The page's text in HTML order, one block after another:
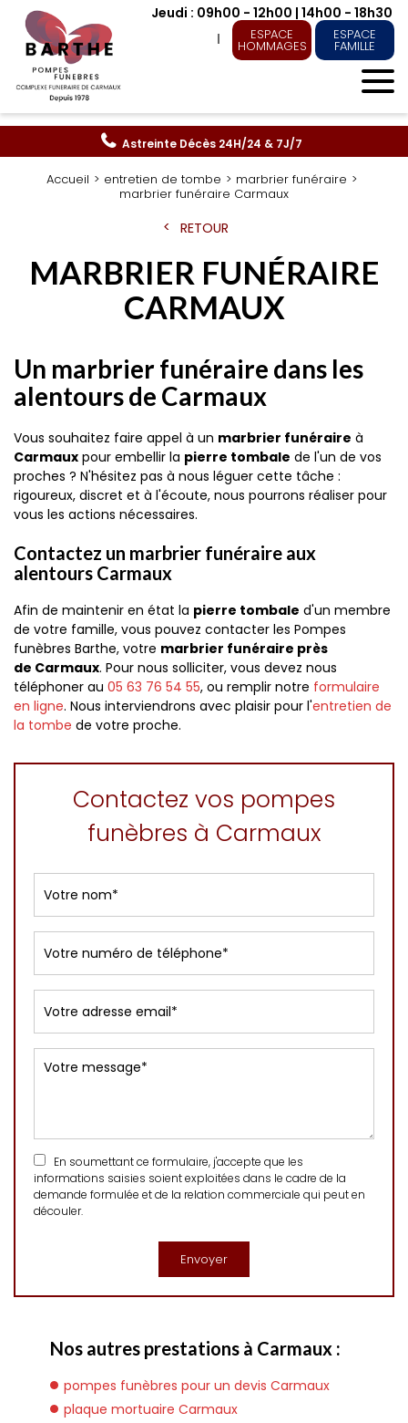
Jeudi : 09h00 - 12h00 | 14h00 - 18h30
Astreinte Décès 24H/24 & 7J/7
ESPACE
HOMMAGES
ESPACE
FAMILLE
Accueil entretien de tombe
marbrier funéraire
marbrier funéraire Carmaux
RETOUR
MARBRIER FUNÉRAIRE
CARMAUX
Un marbrier funéraire dans les
alentours de Carmaux
Vous souhaitez faire appel à un marbrier funéraire à
Carmaux pour embellir la pierre tombale de l'un de vos
proches ? N'hésitez pas à nous léguer cette tâche :
rigoureux, discret et à l'écoute, nous pourrons réaliser pour
vous les actions nécessaires.
Contactez un marbrier funéraire aux
alentours Carmaux
Afin de maintenir en état la pierre tombale d'un membre
de votre famille, vous pouvez contacter les Pompes
funèbres Barthe, votre marbrier funéraire près
de Carmaux. Pour nous solliciter, vous devez nous
téléphoner au 05 63 76 54 55, ou remplir notre formulaire
en ligne. Nous interviendrons avec plaisir pour l'entretien de
la tombe de votre proche.
Contactez vos pompes
funèbres à Carmaux
En soumettant ce formulaire, j'accepte que les
informations saisies soient exploitées dans le cadre de la
demande formulée et de la relation commerciale qui peut en
découler.
Nos autres prestations à Carmaux :
pompes funèbres pour un devis Carmaux
plaque mortuaire Carmaux